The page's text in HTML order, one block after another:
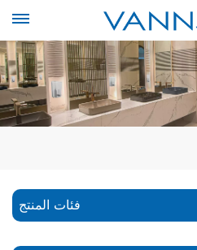
فئات المنتج